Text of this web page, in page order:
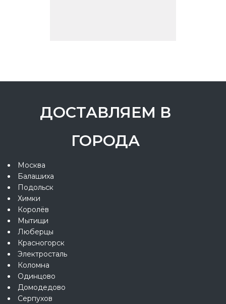
ДОСТАВЛЯЕМ В
ГОРОДА
Москва
Балашиха
Подольск
Химки
Королёв
Мытищи
Люберцы
Красногорск
Электросталь
Коломна
Одинцово
Домодедово
Серпухов